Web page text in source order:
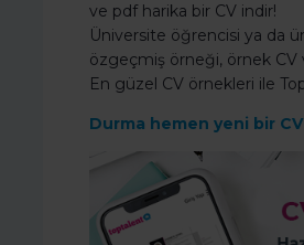
ve pdf harika bir CV indir!
Üniversite öğrencisi ya da
özgeçmiş örneği, örnek CV
En güzel CV örnekleri ile
Durma hemen yeni bir